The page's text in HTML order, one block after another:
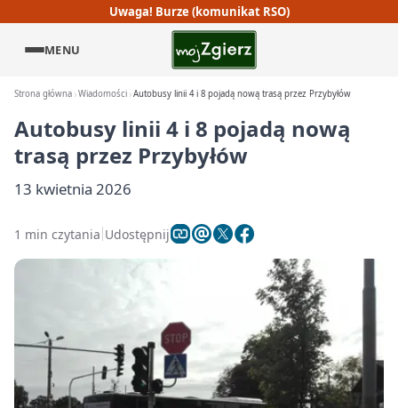
Uwaga! Burze (komunikat RSO)
MENU
Strona główna Wiadomości Autobusy linii 4 i 8 pojadą nową trasą przez Przybyłów
Autobusy linii 4 i 8 pojadą nową
trasą przez Przybyłów
13 kwietnia 2026
1 min czytania Udostępnij